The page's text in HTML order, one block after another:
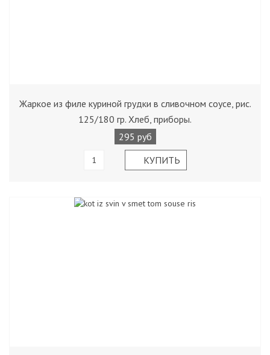
Жаркое из филе куриной грудки в сливочном соусе, рис.
125/180 гр. Хлеб, приборы.
295 руб